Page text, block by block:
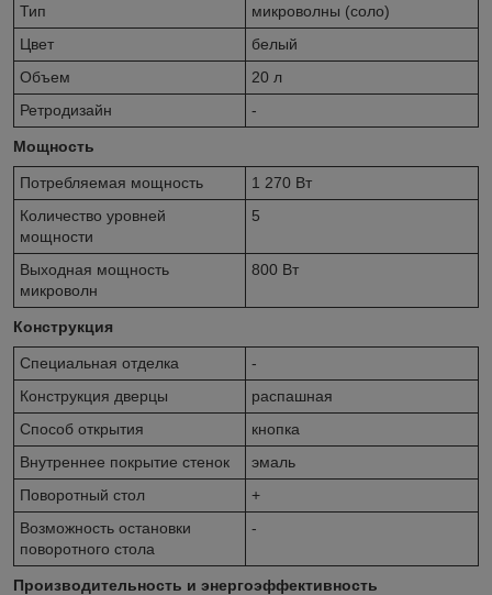
Тип
микроволны (соло)
Цвет
белый
Объем
20 л
Ретродизайн
-
Мощность
Потребляемая мощность
1 270 Вт
Количество уровней
мощности
5
Выходная мощность
микроволн
800 Вт
Конструкция
Специальная отделка
-
Конструкция дверцы
распашная
Способ открытия
кнопка
Внутреннее покрытие стенок
эмаль
Поворотный стол
+
Возможность остановки
поворотного стола
-
Производительность и энергоэффективность